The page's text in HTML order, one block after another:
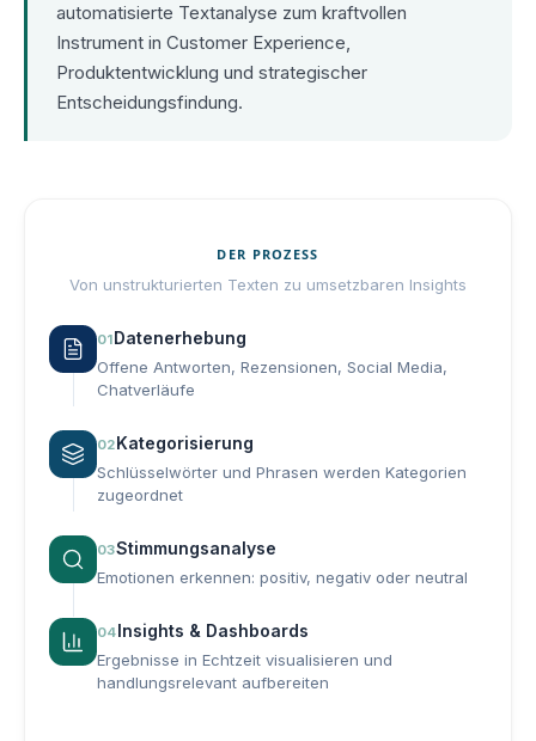
automatisierte Textanalyse zum kraftvollen
Instrument in Customer Experience,
Produktentwicklung und strategischer
Entscheidungsfindung.
DER PROZESS
Von unstrukturierten Texten zu umsetzbaren Insights
01Datenerhebung
Offene Antworten, Rezensionen, Social Media,
Chatverläufe
02Kategorisierung
Schlüsselwörter und Phrasen werden Kategorien
zugeordnet
03Stimmungsanalyse
Emotionen erkennen: positiv, negativ oder neutral
04Insights & Dashboards
Ergebnisse in Echtzeit visualisieren und
handlungsrelevant aufbereiten